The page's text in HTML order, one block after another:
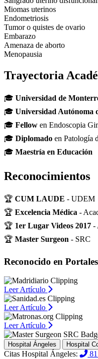
Miomas uterinos
Endometriosis
Tumor o quistes de ovario
Embarazo
Amenaza de aborto
Menopausia
Trayectoria
🎓 Universidad de
🎓 Universidad Autónoma
🎓 Fellow en Endoscopia
🎓 Diplomado en Patología
🎓 Maestría en Educación
Reconocimientos
🏆 CUM LAUDE - UDEM
🏆 Excelencia Médica -
🏆 1er Lugar Videos 2017 -
🏆 Master Surgeon - SRC
Reconocido en
Leer Artículo
Leer Artículo
Leer Artículo
Hospital Ángeles Hospital
Citas Hospital Ángeles: